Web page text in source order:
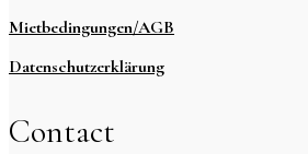
Mietbedingungen/AGB
Datenschutzerklärung
Contact